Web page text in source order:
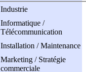
Industrie
Informatique /
Télécommunication
Installation / Maintenance
Marketing / Stratégie
commerciale